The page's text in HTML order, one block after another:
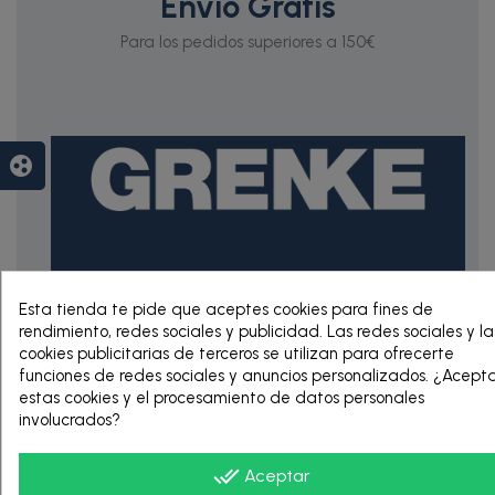
Para los pedidos superiores a 150€
HASTA 60 MESES
Esta tienda te pide que aceptes cookies para fines de
rendimiento, redes sociales y publicidad. Las redes sociales y
cookies publicitarias de terceros se utilizan para ofrecerte
funciones de redes sociales y anuncios personalizados.
estas cookies y el procesamiento de datos personales
involucrados?
done_all Aceptar
group_work